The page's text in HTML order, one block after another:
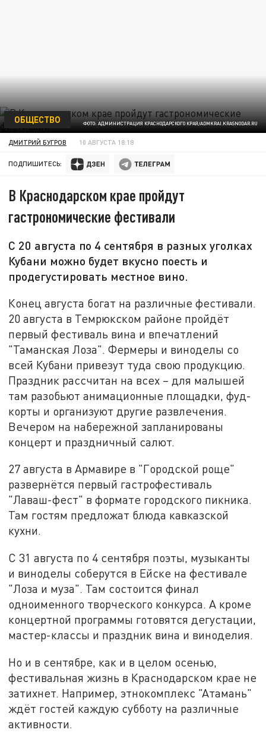
ФОТО: АДМИНИСТРАЦИЯ КРАСНОДАРСКОГО КРАЯ/ADMKRAI.KRASNODAR.RU
ОБЩЕСТВО
ДМИТРИЙ БУГРОВ 10 АВГУСТА 18:18
ПОДПИШИТЕСЬ:
В Краснодарском крае пройдут
гастрономические фестивали
С 20 августа по 4 сентября в разных уголках
Кубани можно будет вкусно поесть и
продегустировать местное вино.
Конец августа богат на различные фестивали.
20 августа в Темрюкском районе пройдёт
первый фестиваль вина и впечатлений
"Таманская Лоза". Фермеры и виноделы со
всей Кубани привезут туда свою продукцию.
Праздник рассчитан на всех – для малышей
там разобьют анимационные площадки, фуд-
корты и организуют другие развлечения.
Вечером на набережной запланированы
концерт и праздничный салют.
27 августа в Армавире в "Городской роще"
развернётся первый гастрофестиваль
"Лаваш-фест" в формате городского пикника.
Там гостям предложат блюда кавказской
кухни.
С 31 августа по 4 сентября поэты, музыканты
и виноделы соберутся в Ейске на фестивале
"Лоза и муза". Там состоится финал
одноименного творческого конкурса. А кроме
концертной программы готовятся дегустации,
мастер-классы и праздник вина и виноделия.
Но и в сентябре, как и в целом осенью,
фестивальная жизнь в Краснодарском крае не
затихнет. Например, этнокомплекс "Атамань"
ждёт гостей каждую субботу на различные
активности.